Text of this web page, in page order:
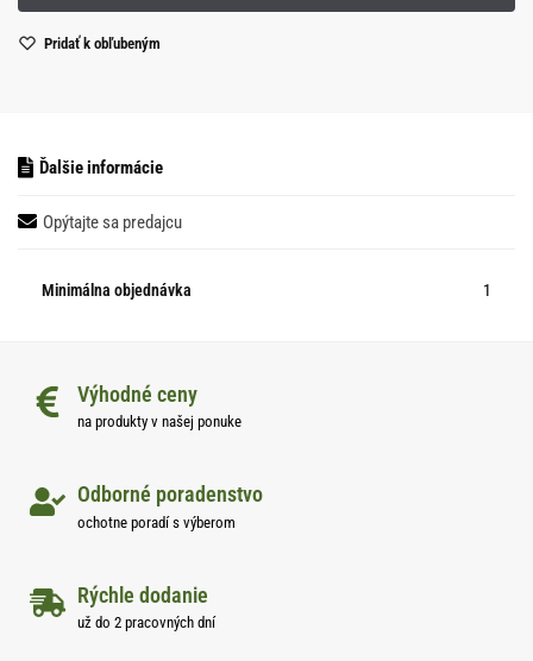
Pridať k obľubeným
Ďalšie informácie
Opýtajte sa predajcu
Minimálna objednávka 1
Výhodné ceny
na produkty v našej ponuke
Odborné poradenstvo
ochotne poradí s výberom
Rýchle dodanie
už do 2 pracovných dní